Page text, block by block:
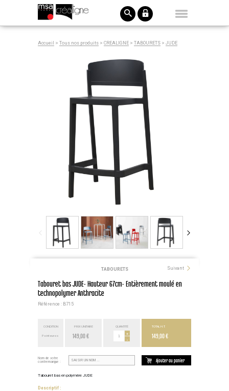
Accueil > Tous nos produits > CREALIGNE > TABOURETS > JUDE
TABOURETS Suivant
Tabouret bas JUDE- Hauteur 67cm- Entièrement moulé en
technopolymer Anthracite
Référence : B715
CONDITION
Point euros
PRIX UNITAIRE
149,00 €
QUANTITÉ
+
-
TOTAL H.T.
149,00 €
Nom de votre
contremarque :
Ajouter au panier
Tabouret bas en polymère JUDE
Descriptif :